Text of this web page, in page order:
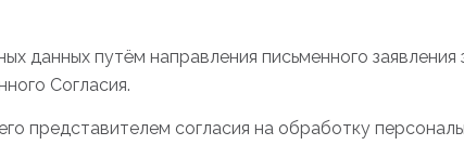
данных путём направления письменного
Согласия.
представителем согласия на обработку